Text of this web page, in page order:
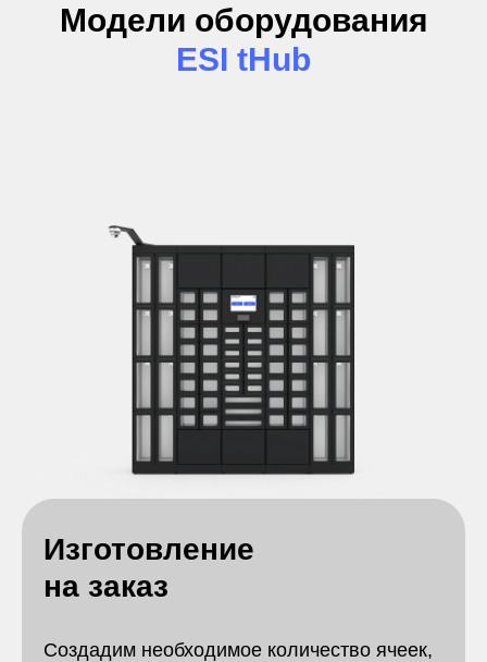
Модели оборудования
ESI tHub
Изготовление
на заказ
Создадим необходимое количество ячеек,